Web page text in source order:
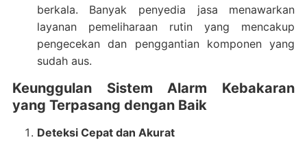
berkala. Banyak penyedia jasa menawarkan
layanan pemeliharaan rutin yang mencakup
pengecekan dan penggantian komponen yang
sudah aus.
Keunggulan Sistem Alarm Kebakaran
yang Terpasang dengan Baik
Deteksi Cepat dan Akurat